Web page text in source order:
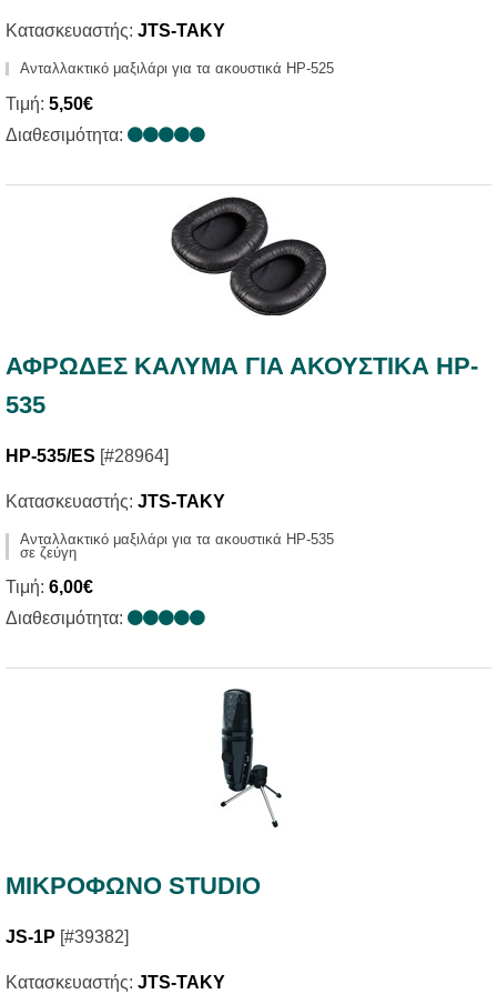
Κατασκευαστής: JTS-TAKY
Ανταλλακτικό μαξιλάρι για τα ακουστικά HP-525
Τιμή: 5,50€
Διαθεσιμότητα:
ΑΦΡΩΔΕΣ ΚΑΛΥΜΑ ΓΙΑ ΑΚΟΥΣΤΙΚΑ HP-
535
HP-535/ES [#28964]
Κατασκευαστής: JTS-TAKY
Ανταλλακτικό μαξιλάρι για τα ακουστικά HP-535
σε ζεύγη
Τιμή: 6,00€
Διαθεσιμότητα:
ΜΙΚΡΟΦΩΝΟ STUDIO
JS-1P [#39382]
Κατασκευαστής: JTS-TAKY